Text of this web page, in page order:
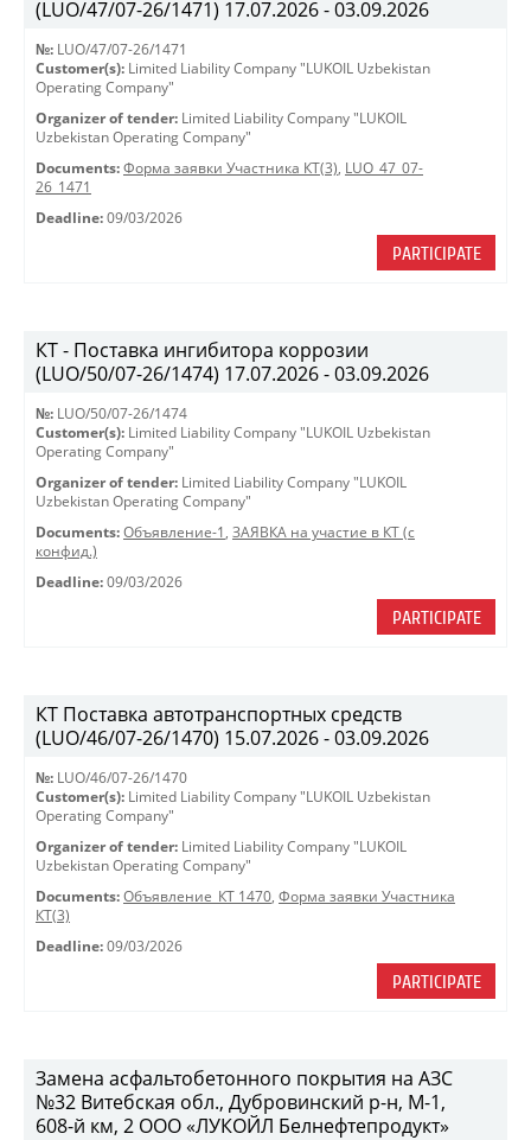
(LUO/47/07-26/1471) 17.07.2026 - 03.09.2026
№: LUO/47/07-26/1471
Customer(s): Limited Liability Company "LUKOIL Uzbekistan
Operating Company"
Organizer of tender: Limited Liability Company "LUKOIL
Uzbekistan Operating Company"
Documents: Форма заявки Участника КТ(3), LUO_47_07-
26_1471
Deadline: 09/03/2026
PARTICIPATE
КТ - Поставка ингибитора коррозии
(LUO/50/07-26/1474) 17.07.2026 - 03.09.2026
№: LUO/50/07-26/1474
Customer(s): Limited Liability Company "LUKOIL Uzbekistan
Operating Company"
Organizer of tender: Limited Liability Company "LUKOIL
Uzbekistan Operating Company"
Documents: Объявление-1 , ЗАЯВКА на участие в КТ (с
конфид.)
Deadline: 09/03/2026
PARTICIPATE
КТ Поставка автотранспортных средств
(LUO/46/07-26/1470) 15.07.2026 - 03.09.2026
№: LUO/46/07-26/1470
Customer(s): Limited Liability Company "LUKOIL Uzbekistan
Operating Company"
Organizer of tender: Limited Liability Company "LUKOIL
Uzbekistan Operating Company"
Documents: Объявление_КТ 1470, Форма заявки Участника
КТ(3)
Deadline: 09/03/2026
PARTICIPATE
Замена асфальтобетонного покрытия на АЗС
№32 Витебская обл., Дубровинский р-н, М-1,
608-й км, 2 ООО «ЛУКОЙЛ Белнефтепродукт»